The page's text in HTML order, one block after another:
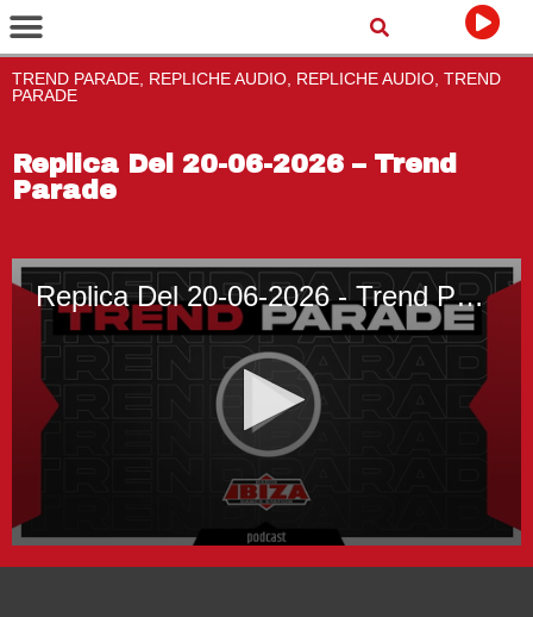
TREND PARADE, REPLICHE AUDIO, REPLICHE AUDIO, TREND
PARADE
Replica Del 20-06-2026 – Trend
Parade
Replica Del 20-06-2026 - Trend Parade
seconds